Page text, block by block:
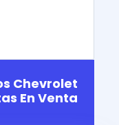
Chevrolet
En Venta